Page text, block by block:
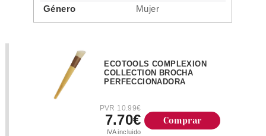
Género
Mujer
ECOTOOLS COMPLEXION
COLLECTION BROCHA
PERFECCIONADORA
PVR 10.99€
7.70€
IVA incluido
Comprar